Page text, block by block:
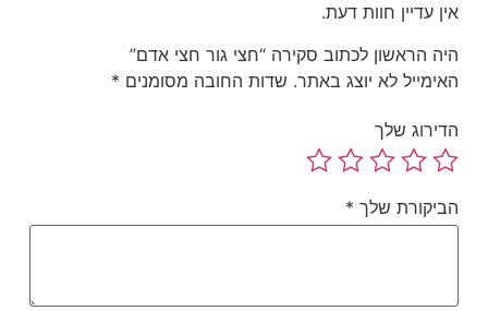
והאומנם שינה מאורחותיו?
על כל אלו ועוד תוכלו לקרוא ברומן הייחודי,
הסוחף, העמוק והמפתיע – חצי גור חצי אדם.
מחשבת ישראל, ספרות ובעל התמחות בחינוך
מיוחד.
חצי גור חצי אדם הוא ספרו הראשון.
עדיין חוות דעת.
הראשון לכתוב סקירה “חצי גור חצי אדם”
לא יוצג באתר. שדות החובה מסומנים*
שלך
שלך *